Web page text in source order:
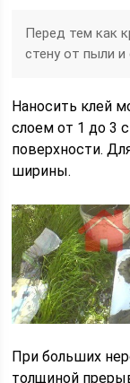
Перед тем как
стену от пыли и
Наносить клей
слоем от 1 до 3
поверхности.
ширины.
При больших
толщиной